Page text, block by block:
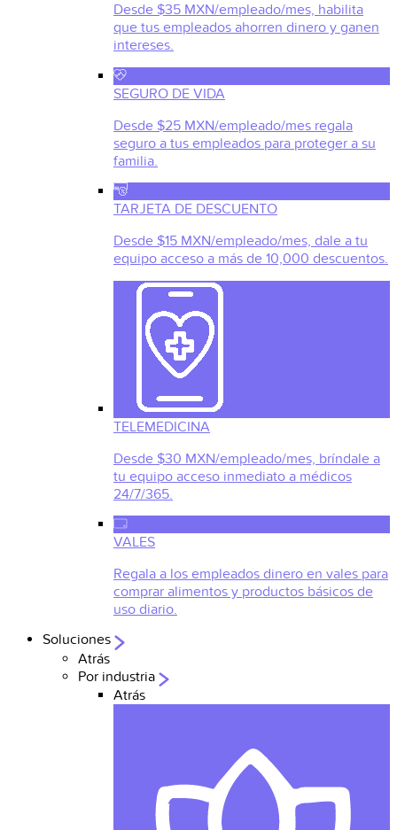
Desde $35 MXN/empleado/mes, habilita
que tus empleados ahorren dinero y ganen
intereses.
SEGURO DE VIDA
Desde $25 MXN/empleado/mes regala
seguro a tus empleados para proteger a su
familia.
TARJETA DE DESCUENTO
Desde $15 MXN/empleado/mes, dale a tu
equipo acceso a más de 10,000 descuentos.
TELEMEDICINA
Desde $30 MXN/empleado/mes, bríndale a
tu equipo acceso inmediato a médicos
24/7/365.
VALES
Regala a los empleados dinero en vales para
comprar alimentos y productos básicos de
uso diario.
Soluciones
Atrás
Por industria
Atrás